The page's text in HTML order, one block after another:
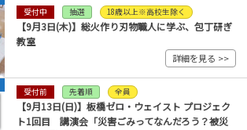
受付中 抽選 18歳以上※高校生除く
【9月3日(木)】総火作り刃物職人に学ぶ、包丁研ぎ
教室
詳細を見る >>
受付前 先着順 全員
【9月13日(日)】板橋ゼロ・ウェイスト プロジェク
ト1回目 講演会「災害ごみってなんだろう？被災